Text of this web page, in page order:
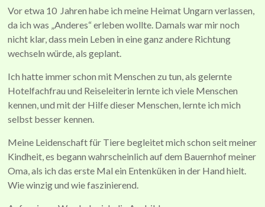
Vor etwa 10 Jahren habe ich meine Heimat Ungarn verlassen,
da ich was „Anderes“ erleben wollte. Damals war mir noch
nicht klar, dass mein Leben in eine ganz andere Richtung
wechseln würde, als geplant.
Ich hatte immer schon mit Menschen zu tun, als gelernte
Hotelfachfrau und Reiseleiterin lernte ich viele Menschen
kennen, und mit der Hilfe dieser Menschen, lernte ich mich
selbst besser kennen.
Meine Leidenschaft für Tiere begleitet mich schon seit meiner
Kindheit, es begann wahrscheinlich auf dem Bauernhof meiner
Oma, als ich das erste Mal ein Entenküken in der Hand hielt.
Wie winzig und wie faszinierend.